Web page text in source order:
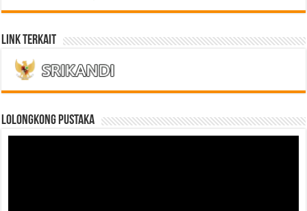
Link Terkait
LOLONGKONG PUSTAKA